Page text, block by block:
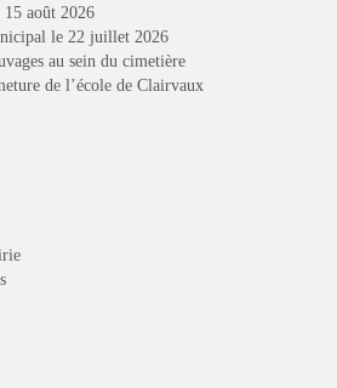
août 2026
le 22 juillet 2026
au sein du cimetière
de l’école de Clairvaux